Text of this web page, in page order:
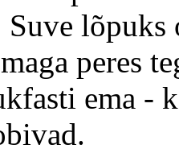
Suve
peres
ema -